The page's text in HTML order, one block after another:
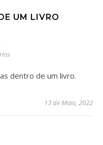
UM LIVRO
dentro de um livro.
13 de Maio, 2022